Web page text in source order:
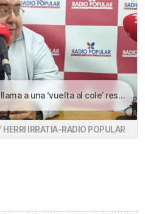
la financiación ‘revolving’ | Kontsumobide llama a una ‘vuelta al cole’ responsable y alerta sobre la financiación ‘revolving’
HERRI IRRATIA-RADIO POPULAR